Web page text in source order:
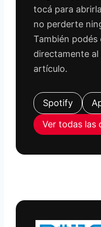
tocá para
no perderte
También podés
directamente
artículo.
Spotify
Ver todas las